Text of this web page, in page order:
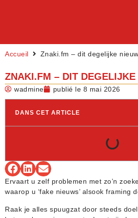
Accueil Znaki.fm – dit degelijke
ZNAKI.FM – DIT
wadmine publié le 8 mai 2026
DANS CET ARTICLE
Ervaart u zelf problemen met zo’n
waarop u ‘fake nieuws’ alsook framing
Raak je alles spuugzat door steeds